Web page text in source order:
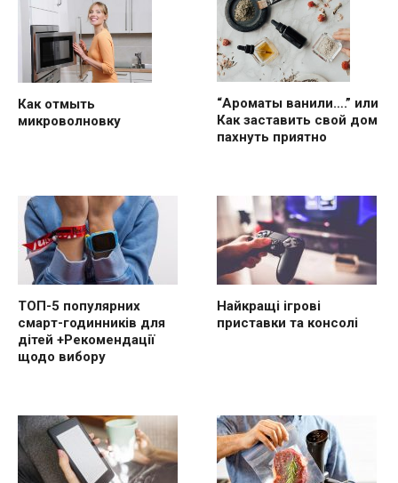
Как отмыть
микроволновку
“Ароматы ванили….” или
Как заставить свой дом
пахнуть приятно
ТОП-5 популярних
смарт-годинників для
дітей +Рекомендації
щодо вибору
Найкращі ігрові
приставки та консолі